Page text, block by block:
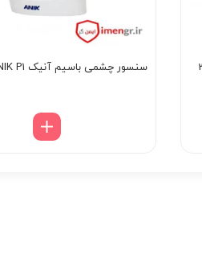
سنسور چشمی باسیم آنیک ANIK P1